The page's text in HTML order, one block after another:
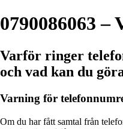
0790086063 –
Varför ringer
och vad kan du
Varning för
Om du har fått samtal från